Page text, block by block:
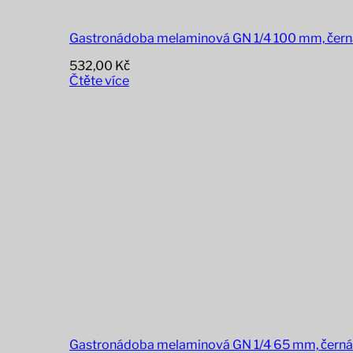
Gastronádoba melaminová GN 1/4 100 mm,
532,00 Kč
Čtěte více
Gastronádoba melaminová GN 1/4 65 mm, černá